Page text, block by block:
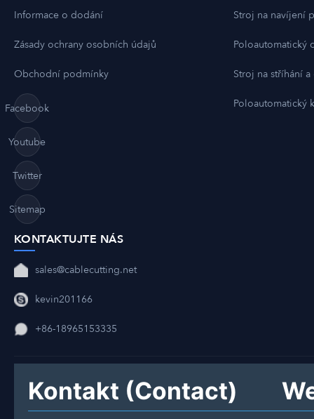
Informace o dodání
Zásady ochrany osobních údajů
Obchodní podmínky
Facebook
Youtube
Twitter
Sitemap
Stroj na navíjení
Poloautomatický
Stroj na stříhání
Poloautomatický
KONTAKTUJTE NÁS
sales@cablecutting.net
kevin201166
+86-18965153335
Kontakt (Contact)